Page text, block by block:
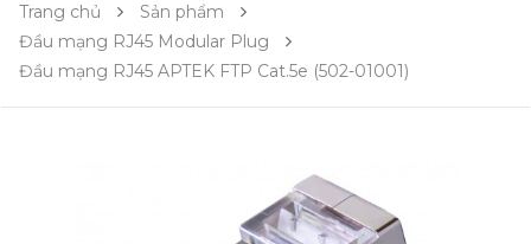
Trang chủ
Sản phẩm
Đầu mạng RJ45 Modular Plug
Đầu mạng RJ45 APTEK FTP Cat.5e (502-01001)